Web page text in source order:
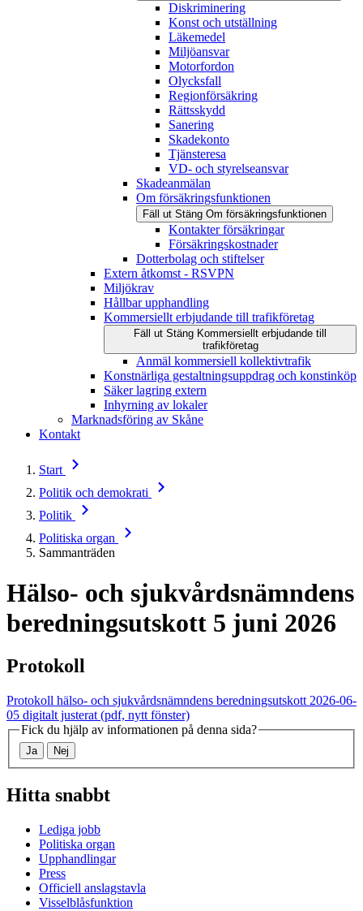
Diskriminering
Konst och utställning
Läkemedel
Miljöansvar
Motorfordon
Olycksfall
Regionförsäkring
Rättsskydd
Sanering
Skadekonto
Tjänsteresa
VD- och styrelseansvar
Skadeanmälan
Om försäkringsfunktionen
Fäll ut Stäng Om försäkringsfunktionen
Kontakter försäkringar
Försäkringskostnader
Dotterbolag och stiftelser
Extern åtkomst - RSVPN
Miljökrav
Hållbar upphandling
Kommersiellt erbjudande till trafikföretag
Fäll ut Stäng Kommersiellt erbjudande till
trafikföretag
Anmäl kommersiell kollektivtrafik
Konstnärliga gestaltningsuppdrag och konstinköp
Säker lagring extern
Inhyrning av lokaler
Marknadsföring av Skåne
Kontakt
Start
Politik och demokrati
Politik
Politiska organ
Sammanträden
Hälso- och sjukvårdsnämndens
beredningsutskott 5 juni 2026
Protokoll
Protokoll hälso- och sjukvårdsnämndens beredningsutskott 2026-06-
05 digitalt justerat (pdf, nytt fönster)
Fick du hjälp av informationen på denna sida?
Ja Nej
Hitta snabbt
Lediga jobb
Politiska organ
Upphandlingar
Press
Officiell anslagstavla
Visselblåsfunktion